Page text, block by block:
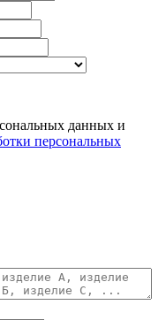
данных и
персональных